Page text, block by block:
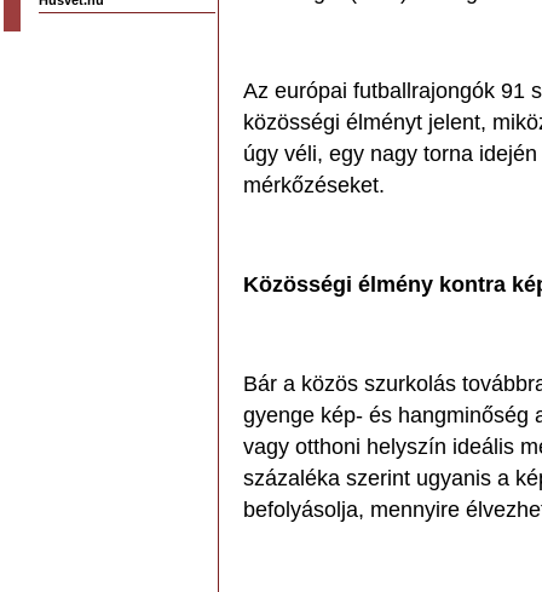
Az európai futballrajongók 91
közösségi élményt jelent,
úgy véli, egy nagy torna
mérkőzéseket.
Közösségi élmény kontra
Bár a közös szurkolás
gyenge kép- és hangminőség
vagy otthoni helyszín ideális
százaléka szerint ugyanis a
befolyásolja, mennyire